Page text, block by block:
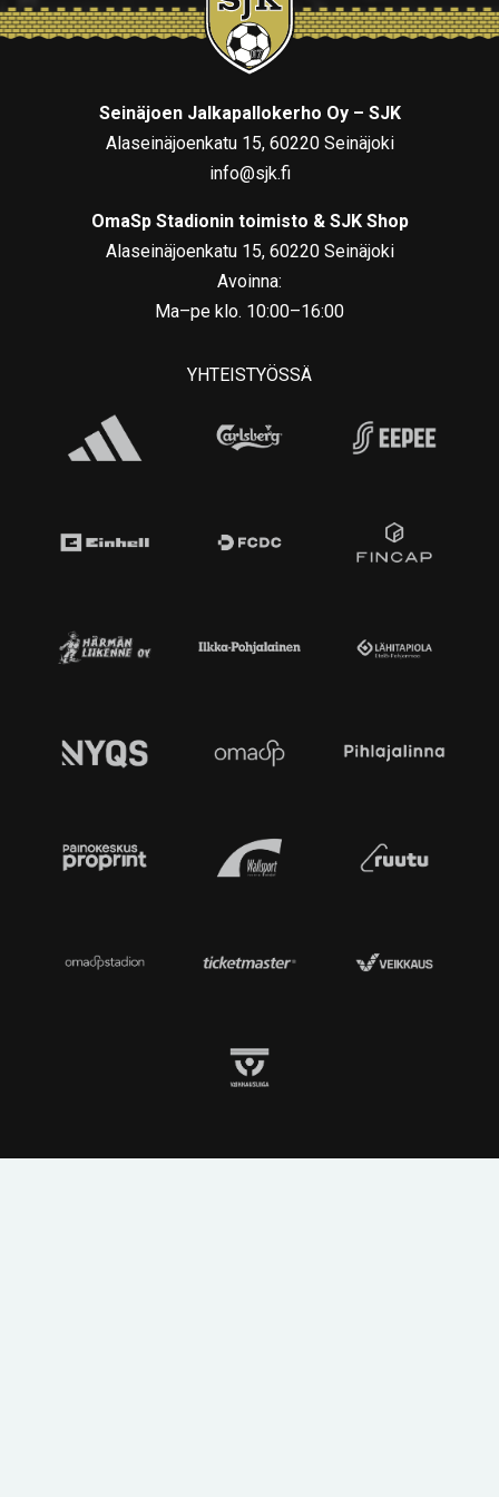
Seinäjoen Jalkapallokerho Oy – SJK
Alaseinäjoenkatu 15, 60220 Seinäjoki
info@sjk.fi
OmaSp Stadionin toimisto & SJK Shop
Alaseinäjoenkatu 15, 60220 Seinäjoki
Avoinna:
Ma–pe klo. 10:00–16:00
YHTEISTYÖSSÄ